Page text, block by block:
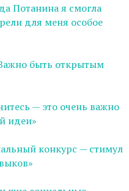
Потанина я смогла
для меня особое
быть открытым
— это очень важно
идеи»
конкурс — стимул